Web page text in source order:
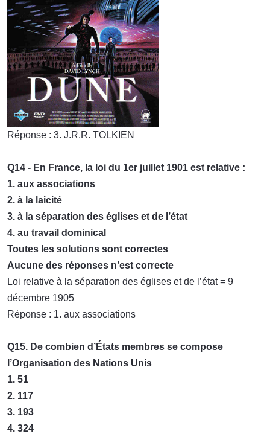
Réponse : 3. J.R.R. TOLKIEN
Q14 - En France, la loi du 1er juillet 1901 est relative :
1. aux associations
2. à la laicité
3. à la séparation des églises et de l’état
4. au travail dominical
Toutes les solutions sont correctes
Aucune des réponses n’est correcte
Loi relative à la séparation des églises et de l’état = 9
décembre 1905
Réponse : 1. aux associations
Q15. De combien d’États membres se compose
l’Organisation des Nations Unis
1. 51
2. 117
3. 193
4. 324